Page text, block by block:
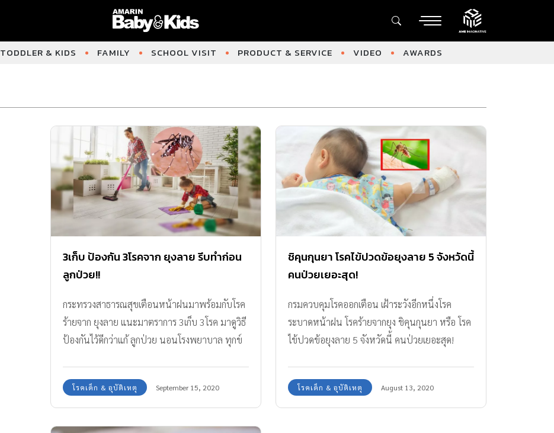
TODDLER & KIDS FAMILY SCHOOL VISIT PRODUCT & SERVICE VIDEO AWARDS
3เก็บ ป้องกัน 3โรคจาก ยุงลาย รีบทำก่อน
ลูกป่วย!!
กระทรวงสาธารณสุขเตือนหน้าฝนมาพร้อมกับโรค
ร้ายจาก ยุงลาย แนะมาตราการ 3เก็บ 3โรค มาดูวิธี
ป้องกันไว้ดีกว่าแก้ ลูกป่วย นอนโรงพยาบาล ทุกข์
โรคเด็ก & อุบัติเหตุ September 15, 2020
ชิคุนกุนยา โรคไข้ปวดข้อยุงลาย 5 จังหวัดนี้
คนป่วยเยอะสุด!
กรมควบคุมโรคออกเตือน เฝ้าระวังอีกหนึ่งโรค
ระบาดหน้าฝน โรคร้ายจากยุง ชิคุนกุนยา หรือ โรค
ไข้ปวดข้อยุงลาย 5 จังหวัดนี้ คนป่วยเยอะสุด!
โรคเด็ก & อุบัติเหตุ August 13, 2020